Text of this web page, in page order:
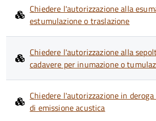
Chiedere l'autorizzazione alla
estumulazione o traslazione
Chiedere l'autorizzazione alla
cadavere per inumazione o
Chiedere l'autorizzazione in
di emissione acustica